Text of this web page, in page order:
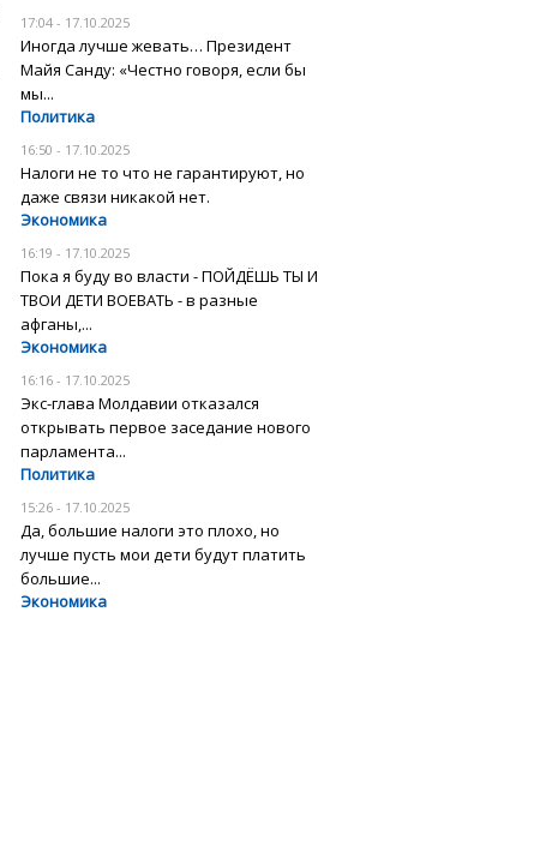
17:04 - 17.10.2025
Иногда лучше жевать… Президент
Майя Санду: «Честно говоря, если бы
мы...
Политика
16:50 - 17.10.2025
Налоги не то что не гарантируют, но
даже связи никакой нет.
Экономика
16:19 - 17.10.2025
Пока я буду во власти - ПОЙДЁШЬ ТЫ И
ТВОИ ДЕТИ ВОЕВАТЬ - в разные
афганы,...
Экономика
16:16 - 17.10.2025
Экс-глава Молдавии отказался
открывать первое заседание нового
парламента...
Политика
15:26 - 17.10.2025
Да, большие налоги это плохо, но
лучше пусть мои дети будут платить
большие...
Экономика